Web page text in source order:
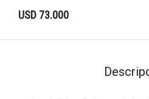
USD 73.000